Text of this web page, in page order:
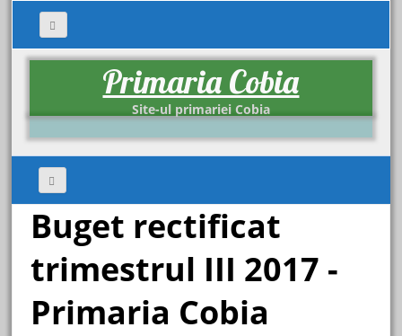
Primaria Cobia
Site-ul primariei Cobia
Buget rectificat
trimestrul III 2017 -
Primaria Cobia